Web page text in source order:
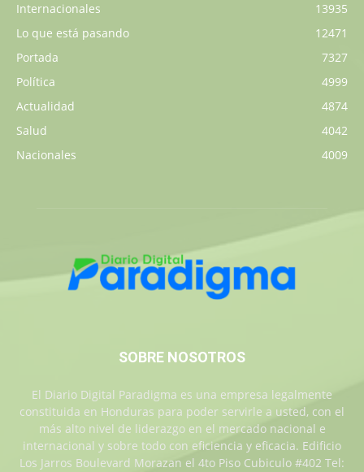
Internacionales
13935
Lo que está pasando
12471
Portada
7327
Política
4999
Actualidad
4874
Salud
4042
Nacionales
4009
SOBRE NOSOTROS
El Diario Digital Paradigma es una empresa legalmente
constituida en Honduras para poder servirle a usted, con el
más alto nivel de liderazgo en el mercado nacional e
internacional y sobre todo con eficiencia y eficacia. Edificio
Los Jarros Boulevard Morazan el 4to Piso Cubiculo #402 Tel: